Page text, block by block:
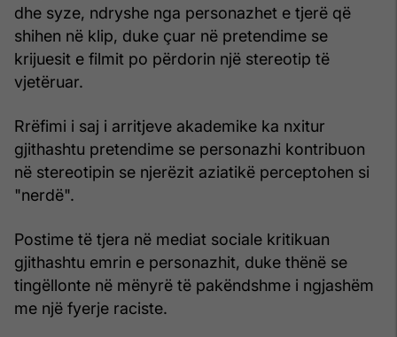
dhe syze, ndryshe nga personazhet e tjerë që
shihen në klip, duke çuar në pretendime se
krijuesit e filmit po përdorin një stereotip të
vjetëruar.
Rrëfimi i saj i arritjeve akademike ka nxitur
gjithashtu pretendime se personazhi kontribuon
në stereotipin se njerëzit aziatikë perceptohen si
"nerdë".
Postime të tjera në mediat sociale kritikuan
gjithashtu emrin e personazhit, duke thënë se
tingëllonte në mënyrë të pakëndshme i ngjashëm
me një fyerje raciste.